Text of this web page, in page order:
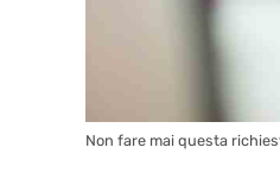
Non fare mai questa